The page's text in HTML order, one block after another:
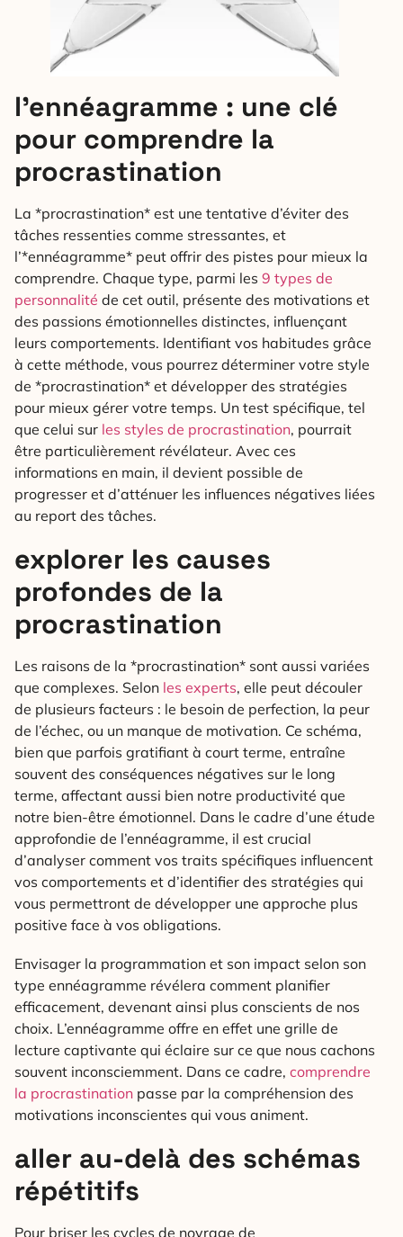
l’ennéagramme : une clé
pour comprendre la
procrastination
La *procrastination* est une tentative d’éviter des
tâches ressenties comme stressantes, et
l’*ennéagramme* peut offrir des pistes pour mieux la
comprendre. Chaque type, parmi les 9 types de
personnalité de cet outil, présente des motivations et
des passions émotionnelles distinctes, influençant
leurs comportements. Identifiant vos habitudes grâce
à cette méthode, vous pourrez déterminer votre style
de *procrastination* et développer des stratégies
pour mieux gérer votre temps. Un test spécifique, tel
que celui sur les styles de procrastination, pourrait
être particulièrement révélateur. Avec ces
informations en main, il devient possible de
progresser et d’atténuer les influences négatives liées
au report des tâches.
explorer les causes
profondes de la
procrastination
Les raisons de la *procrastination* sont aussi variées
que complexes. Selon les experts, elle peut découler
de plusieurs facteurs : le besoin de perfection, la peur
de l’échec, ou un manque de motivation. Ce schéma,
bien que parfois gratifiant à court terme, entraîne
souvent des conséquences négatives sur le long
terme, affectant aussi bien notre productivité que
notre bien-être émotionnel. Dans le cadre d’une étude
approfondie de l’ennéagramme, il est crucial
d’analyser comment vos traits spécifiques influencent
vos comportements et d’identifier des stratégies qui
vous permettront de développer une approche plus
positive face à vos obligations.
Envisager la programmation et son impact selon son
type ennéagramme révélera comment planifier
efficacement, devenant ainsi plus conscients de nos
choix. L’ennéagramme offre en effet une grille de
lecture captivante qui éclaire sur ce que nous cachons
souvent inconsciemment. Dans ce cadre, comprendre
la procrastination passe par la compréhension des
motivations inconscientes qui vous animent.
aller au-delà des schémas
répétitifs
Pour briser les cycles de noyrage de